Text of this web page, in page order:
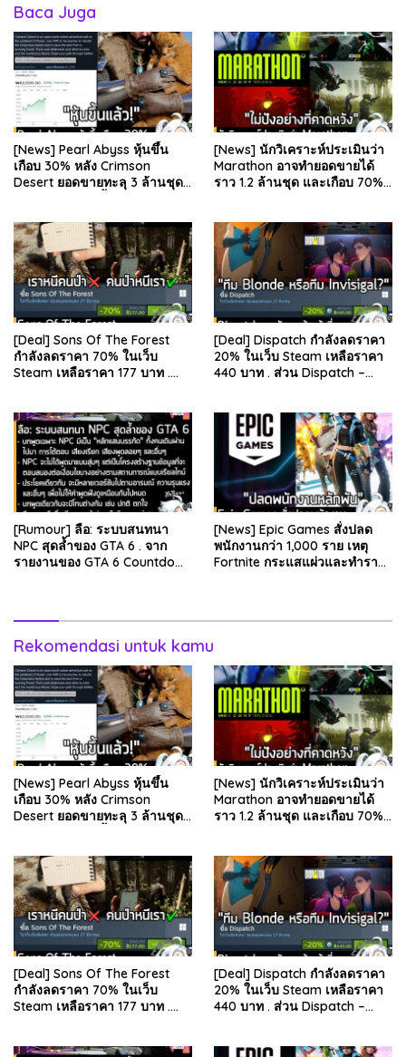
Baca Juga
[News] Pearl Abyss หุ้นขึ้น
เกือบ 30% หลัง Crimson
Desert ยอดขายทะลุ 3 ล้านชุด
[News] นักวิเคราะห์ประเมินว่า
Marathon อาจทำยอดขายได้
ราว 1.2 ล้านชุด และเกือบ 70%
[Deal] Sons Of The Forest
กำลังลดราคา 70% ในเว็บ
Steam เหลือราคา 177 บาท .
[Deal] Dispatch กำลังลดราคา
20% ในเว็บ Steam เหลือราคา
440 บาท . ส่วน Dispatch –
[Rumour] ลือ: ระบบสนทนา
NPC สุดล้ำของ GTA 6 . จาก
รายงานของ GTA 6 Countdown
[News] Epic Games สั่งปลด
พนักงานกว่า 1,000 ราย เหตุ
Fortnite กระแสแผ่วและทำราย
Rekomendasi untuk kamu
[News] Pearl Abyss หุ้นขึ้น
เกือบ 30% หลัง Crimson
Desert ยอดขายทะลุ 3 ล้านชุด
[News] นักวิเคราะห์ประเมินว่า
Marathon อาจทำยอดขายได้
ราว 1.2 ล้านชุด และเกือบ 70%
[Deal] Sons Of The Forest
กำลังลดราคา 70% ในเว็บ
Steam เหลือราคา 177 บาท .
[Deal] Dispatch กำลังลดราคา
20% ในเว็บ Steam เหลือราคา
440 บาท . ส่วน Dispatch –